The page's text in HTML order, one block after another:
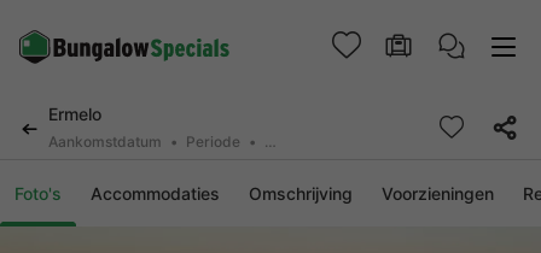
Ermelo
Aankomstdatum Periode 2 personen, 0 huisdier
Foto's Accommodaties Omschrijving Voorzieningen